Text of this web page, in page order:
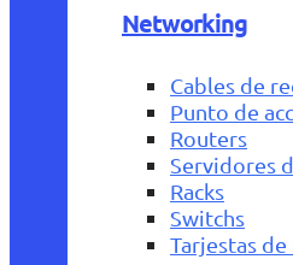
Networking
Cables de
Punto de
Routers
Servidores
Racks
Switchs
Tarjestas de